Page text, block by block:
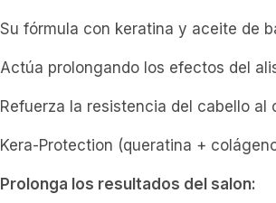
Su fórmula con keratina y aceite de
Actúa prolongando los efectos del
Refuerza la resistencia del cabello
Kera-Protection (queratina + c
Prolonga los resultados del salon: